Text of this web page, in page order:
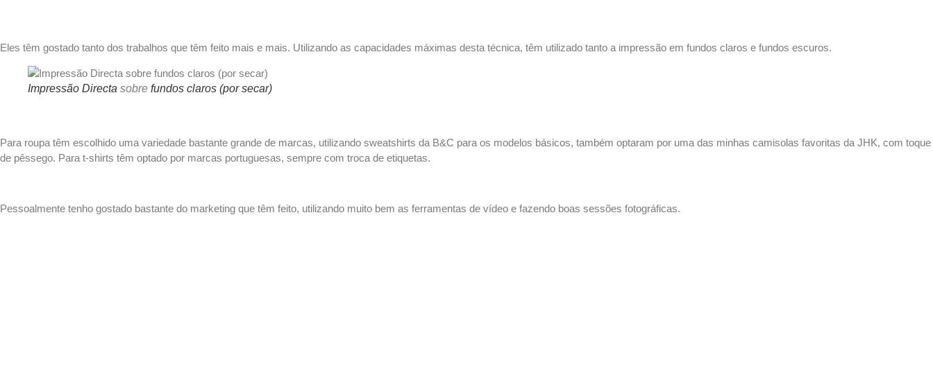
Eles têm gostado tanto dos trabalhos que têm feito mais e mais. Utilizando as capacidades máximas desta técnica, têm utilizado tanto a impressão em fundos claros e fundos escuros.
Impressão Directa sobre fundos claros (por secar)
Para roupa têm escolhido uma variedade bastante grande de marcas, utilizando sweatshirts da B&C para os modelos básicos, também optaram por uma das minhas camisolas favoritas da JHK, com toque
de pêssego. Para t-shirts têm optado por marcas portuguesas, sempre com troca de etiquetas.
Pessoalmente tenho gostado bastante do marketing que têm feito, utilizando muito bem as ferramentas de vídeo e fazendo boas sessões fotográficas.